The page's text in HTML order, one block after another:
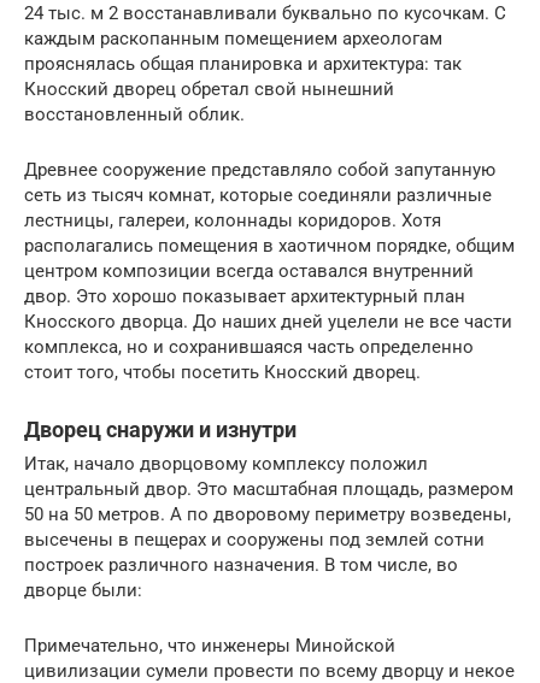
24 тыс. м 2 восстанавливали буквально по кусочкам. С
каждым раскопанным помещением археологам
прояснялась общая планировка и архитектура: так
Кносский дворец обретал свой нынешний
восстановленный облик.
Древнее сооружение представляло собой запутанную
сеть из тысяч комнат, которые соединяли различные
лестницы, галереи, колоннады коридоров. Хотя
располагались помещения в хаотичном порядке, общим
центром композиции всегда оставался внутренний
двор. Это хорошо показывает архитектурный план
Кносского дворца. До наших дней уцелели не все части
комплекса, но и сохранившаяся часть определенно
стоит того, чтобы посетить Кносский дворец.
Дворец снаружи и изнутри
Итак, начало дворцовому комплексу положил
центральный двор. Это масштабная площадь, размером
50 на 50 метров. А по дворовому периметру возведены,
высечены в пещерах и сооружены под землей сотни
построек различного назначения. В том числе, во
дворце были:
Примечательно, что инженеры Минойской
цивилизации сумели провести по всему дворцу и некое